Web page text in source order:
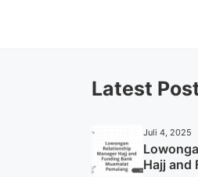
Latest
Juli 4, 2025
Hajj and